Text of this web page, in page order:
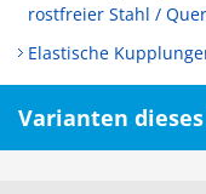
rostfreier Stahl /
Elastische
Varianten